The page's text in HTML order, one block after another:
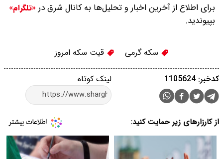
برای اطلاع از آخرین اخبار و تحلیل‌ها به کانال شرق در «تلگرام»
بپیوندید.
سکه گرمی قیت سکه امروز
لینک کوتاه کدخبر: 1105624
از کارزارهای زیر حمایت کنید: